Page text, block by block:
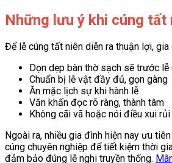
Những lưu ý khi cúng tất
Để lễ cúng tất niên diễn ra thuận lợi, gia
Dọn dẹp bàn thờ sạch sẽ trước lễ
Chuẩn bị lễ vật đầy đủ, gọn gàng
Ăn mặc lịch sự khi hành lễ
Văn khấn đọc rõ ràng, thành tâm
Không cãi vã hoặc nói điều xui
Ngoài ra, nhiều gia đình hiện nay ưu
cúng chuyên nghiệp để tiết kiệm thời
đảm bảo đúng lễ nghi truyền thống.